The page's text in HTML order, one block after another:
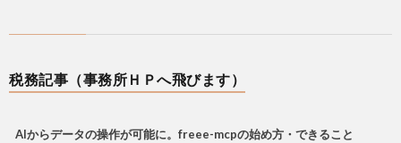
税務記事（事務所ＨＰへ飛びます）
AIからデータの操作が可能に。freee-mcpの始め方・できること